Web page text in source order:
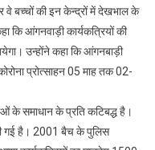
बच्चों की इन केन्द्रों में देखभाल के
कि आंगनवाड़ी कार्यकत्रियों की
उन्होंने कहा कि आंगनबाड़ी
प्रोत्साहन 05 माह तक 02-
के समाधान के प्रति कटिबद्ध है।
गई है। 2001 बैच के पुलिस